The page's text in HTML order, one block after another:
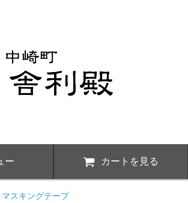
ー カートを見る
マスキングテープ